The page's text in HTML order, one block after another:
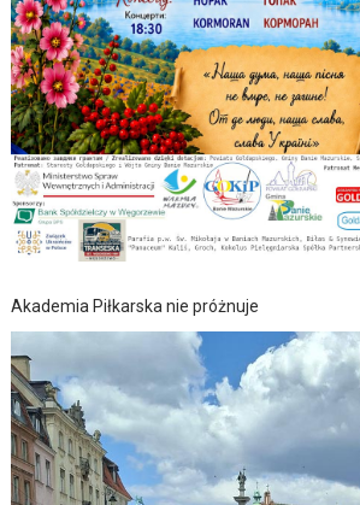
Akademia Piłkarska nie próżnuje